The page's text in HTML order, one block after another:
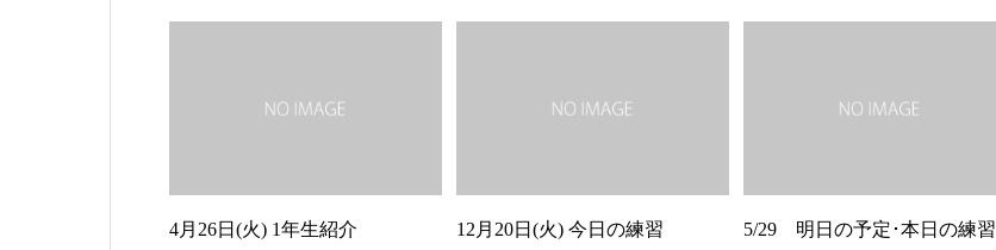
4月26日(火) 1年生紹介 12月20日(火) 今日の練習 5/29 明日の予定･本日の練習